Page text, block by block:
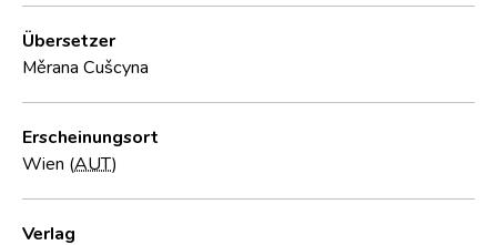
Übersetzer
Měrana Cušcyna
Erscheinungsort
Wien (AUT)
Verlag